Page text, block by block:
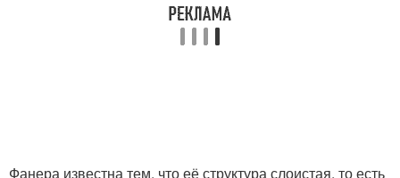
Фанера известна тем, что её структура слоистая, то есть